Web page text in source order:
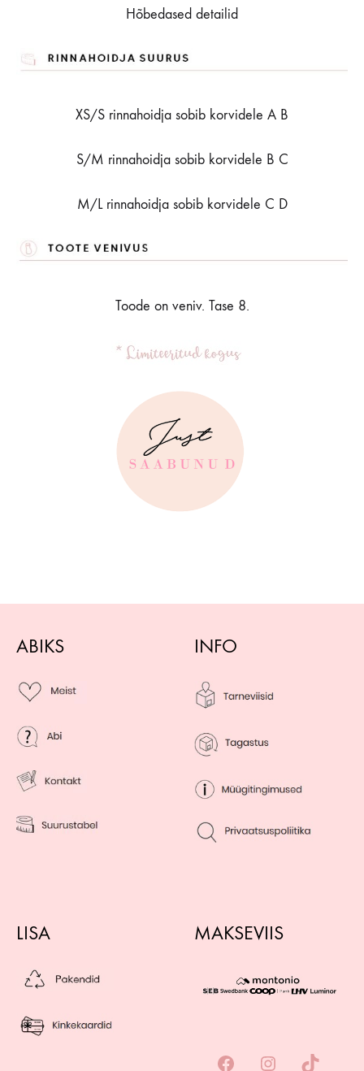
Hõbedased detailid
XS/S rinnahoidja sobib korvidele A B
S/M rinnahoidja sobib korvidele B C
M/L rinnahoidja sobib korvidele C D
Toode on veniv. Tase 8.
ABIKS INFO
LISA MAKSEVIIS